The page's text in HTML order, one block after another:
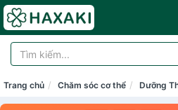
Trang chủ Chăm sóc cơ thể Dưỡng